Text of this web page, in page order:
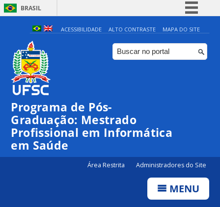
BRASIL
Simplifique!
Comunica BR
Participe
ACESSIBILIDADE ALTO CONTRASTE MAPA DO SITE
Programa de Pós-
Graduação: Mestrado
Profissional em Informática
em Saúde
Área Restrita Administradores do Site
MENU